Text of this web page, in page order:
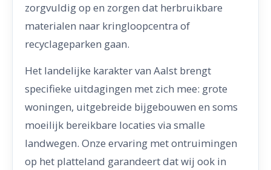
zorgvuldig op en zorgen dat herbruikbare
materialen naar kringloopcentra of
recyclageparken gaan.
Het landelijke karakter van Aalst brengt
specifieke uitdagingen met zich mee: grote
woningen, uitgebreide bijgebouwen en soms
moeilijk bereikbare locaties via smalle
landwegen. Onze ervaring met ontruimingen
op het platteland garandeert dat wij ook in